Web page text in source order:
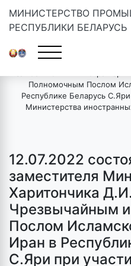
МИНИСТЕРСТВО
РЕСПУБЛИКИ БЕЛАРУСЬ
Главная
Полномочным Послом
Республике Беларусь
Министерства
12.07.2022
заместителя
Харитончика
Чрезвычайным
Послом
Иран в
С.Яри при